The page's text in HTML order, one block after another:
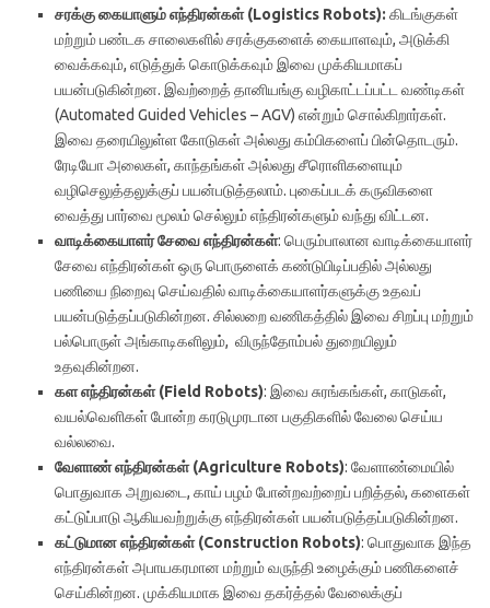
சரக்கு கையாளும் எந்திரன்கள் (Logistics Robots): கிடங்குகள்
மற்றும் பண்டக சாலைகளில் சரக்குகளைக் கையாளவும், அடுக்கி
வைக்கவும், எடுத்துக் கொடுக்கவும் இவை முக்கியமாகப்
பயன்படுகின்றன. இவற்றைத் தானியங்கு வழிகாட்டப்பட்ட வண்டிகள்
(Automated Guided Vehicles – AGV) என்றும் சொல்கிறார்கள்.
இவை தரையிலுள்ள கோடுகள் அல்லது கம்பிகளைப் பின்தொடரும்.
ரேடியோ அலைகள், காந்தங்கள் அல்லது சீரொளிகளையும்
வழிசெலுத்தலுக்குப் பயன்படுத்தலாம். புகைப்படக் கருவிகளை
வைத்து பார்வை மூலம் செல்லும் எந்திரன்களும் வந்து விட்டன.
வாடிக்கையாளர் சேவை எந்திரன்கள்: பெரும்பாலான வாடிக்கையாளர்
சேவை எந்திரன்கள் ஒரு பொருளைக் கண்டுபிடிப்பதில் அல்லது
பணியை நிறைவு செய்வதில் வாடிக்கையாளர்களுக்கு உதவப்
பயன்படுத்தப்படுகின்றன. சில்லறை வணிகத்தில் இவை சிறப்பு மற்றும்
பல்பொருள் அங்காடிகளிலும், விருந்தோம்பல் துறையிலும்
உதவுகின்றன.
கள எந்திரன்கள் (Field Robots): இவை சுரங்கங்கள், காடுகள்,
வயல்வெளிகள் போன்ற கரடுமுரடான பகுதிகளில் வேலை செய்ய
வல்லவை.
வேளாண் எந்திரன்கள் (Agriculture Robots): வேளாண்மையில்
பொதுவாக அறுவடை, காய் பழம் போன்றவற்றைப் பறித்தல், களைகள்
கட்டுப்பாடு ஆகியவற்றுக்கு எந்திரன்கள் பயன்படுத்தப்படுகின்றன.
கட்டுமான எந்திரன்கள் (Construction Robots): பொதுவாக இந்த
எந்திரன்கள் அபாயகரமான மற்றும் வருந்தி உழைக்கும் பணிகளைச்
செய்கின்றன. முக்கியமாக இவை தகர்த்தல் வேலைக்குப்